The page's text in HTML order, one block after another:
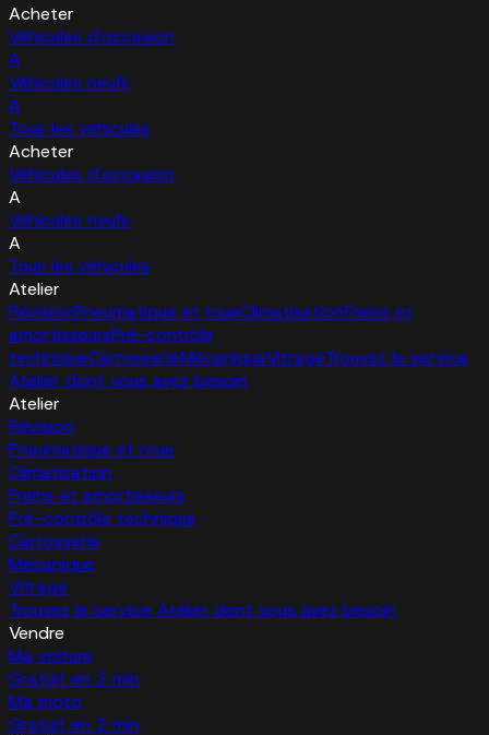
Acheter
Véhicules d'occasion
A
Véhicules neufs
A
Tous les véhicules
Acheter
Véhicules d'occasion
A
Véhicules neufs
A
Tous les véhicules
Atelier
RévisionPneumatique et roueClimatisationFreins et
amortisseursPré-contrôle
techniqueCarrosserieMécaniqueVitrageTrouvez le service
Atelier dont vous avez besoin
Atelier
Révision
Pneumatique et roue
Climatisation
Freins et amortisseurs
Pré-contrôle technique
Carrosserie
Mécanique
Vitrage
Trouvez le service Atelier dont vous avez besoin
Vendre
Ma voiture
Gratuit en 2 min
Ma moto
Gratuit en 2 min